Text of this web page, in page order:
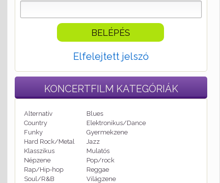
Elfelejtett jelszó
KONCERTFILM KATEGÓRIÁK
Alternatív
Blues
Country
Elektronikus/Dance
Funky
Gyermekzene
Hard Rock/Metal
Jazz
Klasszikus
Mulatós
Népzene
Pop/rock
Rap/Hip-hop
Reggae
Soul/R&B
Világzene